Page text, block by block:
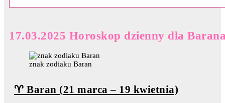
17.03.2025 Horoskop dzienny dla
znak zodiaku Baran
♈ Baran (21 marca – 19 kwietnia)